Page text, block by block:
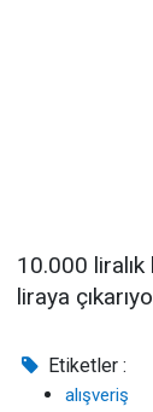
10.000
liraya
Etiketler :
alışveriş